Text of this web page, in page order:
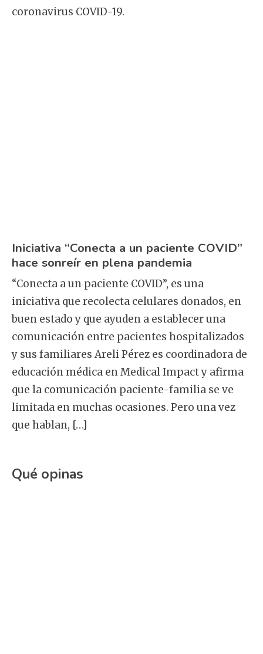
coronavirus COVID-19.
Iniciativa “Conecta a un paciente COVID”
hace sonreír en plena pandemia
“Conecta a un paciente COVID”, es una
iniciativa que recolecta celulares donados, en
buen estado y que ayuden a establecer una
comunicación entre pacientes hospitalizados
y sus familiares Areli Pérez es coordinadora de
educación médica en Medical Impact y afirma
que la comunicación paciente-familia se ve
limitada en muchas ocasiones. Pero una vez
que hablan, […]
Qué opinas